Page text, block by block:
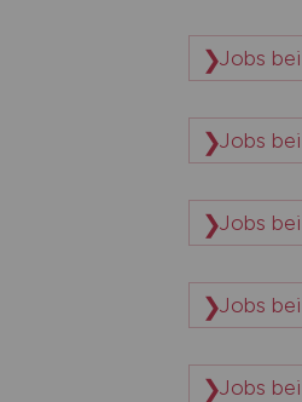
Jobs
Jobs
Jobs
Jobs
Jobs